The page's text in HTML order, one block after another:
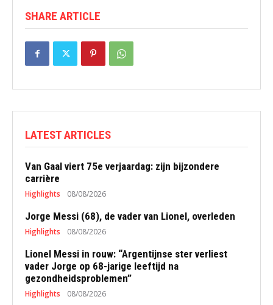
SHARE ARTICLE
LATEST ARTICLES
Van Gaal viert 75e verjaardag: zijn bijzondere
carrière
Highlights 08/08/2026
Jorge Messi (68), de vader van Lionel, overleden
Highlights 08/08/2026
Lionel Messi in rouw: “Argentijnse ster verliest
vader Jorge op 68-jarige leeftijd na
gezondheidsproblemen”
Highlights 08/08/2026